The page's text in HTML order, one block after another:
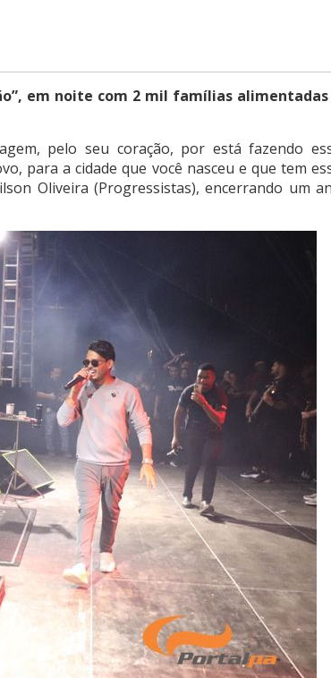
em noite com 2 mil famílias
pelo seu coração, por está fazendo
para a cidade que você nasceu e que tem
Oliveira (Progressistas), encerrando um